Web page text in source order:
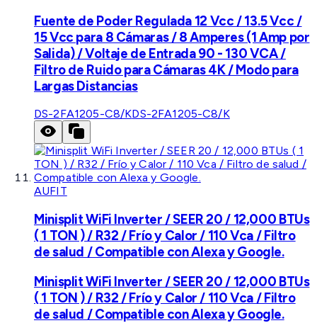
Fuente de Poder Regulada 12 Vcc / 13.5 Vcc /
15 Vcc para 8 Cámaras / 8 Amperes (1 Amp por
Salida) / Voltaje de Entrada 90 - 130 VCA /
Filtro de Ruido para Cámaras 4K / Modo para
Largas Distancias
DS-2FA1205-C8/KDS-2FA1205-C8/K
AUFIT
Minisplit WiFi Inverter / SEER 20 / 12,000 BTUs
( 1 TON ) / R32 / Frío y Calor / 110 Vca / Filtro
de salud / Compatible con Alexa y Google.
Minisplit WiFi Inverter / SEER 20 / 12,000 BTUs
( 1 TON ) / R32 / Frío y Calor / 110 Vca / Filtro
de salud / Compatible con Alexa y Google.